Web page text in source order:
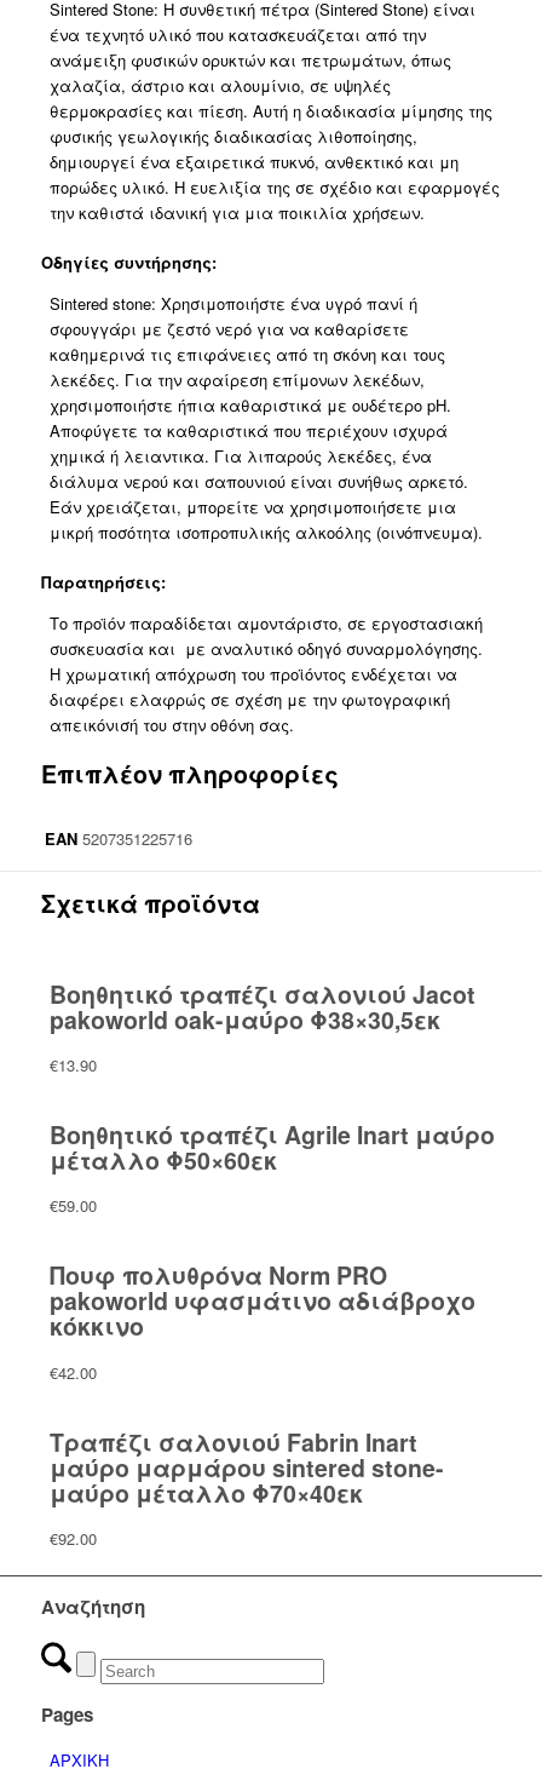
Sintered Stone: Η συνθετική πέτρα (Sintered Stone) είναι
ένα τεχνητό υλικό που κατασκευάζεται από την
ανάμειξη φυσικών ορυκτών και πετρωμάτων, όπως
χαλαζία, άστριο και αλουμίνιο, σε υψηλές
θερμοκρασίες και πίεση. Αυτή η διαδικασία μίμησης της
φυσικής γεωλογικής διαδικασίας λιθοποίησης,
δημιουργεί ένα εξαιρετικά πυκνό, ανθεκτικό και μη
πορώδες υλικό. Η ευελιξία της σε σχέδιο και εφαρμογές
την καθιστά ιδανική για μια ποικιλία χρήσεων.
Οδηγίες συντήρησης:
Sintered stone: Χρησιμοποιήστε ένα υγρό πανί ή
σφουγγάρι με ζεστό νερό για να καθαρίσετε
καθημερινά τις επιφάνειες από τη σκόνη και τους
λεκέδες. Για την αφαίρεση επίμονων λεκέδων,
χρησιμοποιήστε ήπια καθαριστικά με ουδέτερο pH.
Αποφύγετε τα καθαριστικά που περιέχουν ισχυρά
χημικά ή λειαντικα. Για λιπαρούς λεκέδες, ένα
διάλυμα νερού και σαπουνιού είναι συνήθως αρκετό.
Εάν χρειάζεται, μπορείτε να χρησιμοποιήσετε μια
μικρή ποσότητα ισοπροπυλικής αλκοόλης (οινόπνευμα).
Παρατηρήσεις:
Το προϊόν παραδίδεται αμοντάριστο, σε εργοστασιακή
συσκευασία και με αναλυτικό οδηγό συναρμολόγησης.
Η χρωματική απόχρωση του προϊόντος ενδέχεται να
διαφέρει ελαφρώς σε σχέση με την φωτογραφική
απεικόνισή του στην οθόνη σας.
Επιπλέον πληροφορίες
EAN 5207351225716
Σχετικά προϊόντα
Βοηθητικό τραπέζι σαλονιού Jacot
pakoworld oak-μαύρο Φ38×30,5εκ
€13.90
Βοηθητικό τραπέζι Agrile Inart μαύρο
μέταλλο Φ50×60εκ
€59.00
Πουφ πολυθρόνα Norm PRO
pakoworld υφασμάτινο αδιάβροχο
κόκκινο
€42.00
Τραπέζι σαλονιού Fabrin Inart
μαύρο μαρμάρου sintered stone-
μαύρο μέταλλο Φ70×40εκ
€92.00
Αναζήτηση
Pages
ΑΡΧΙΚΗ